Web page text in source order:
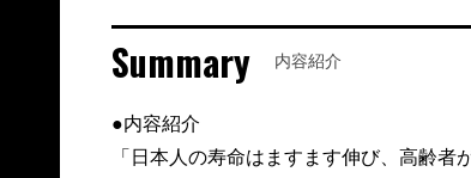
Summary 内容紹介
●内容紹介
「日本人の寿命はますます伸び、高齢